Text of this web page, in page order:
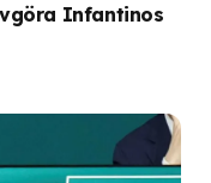
Infantinos